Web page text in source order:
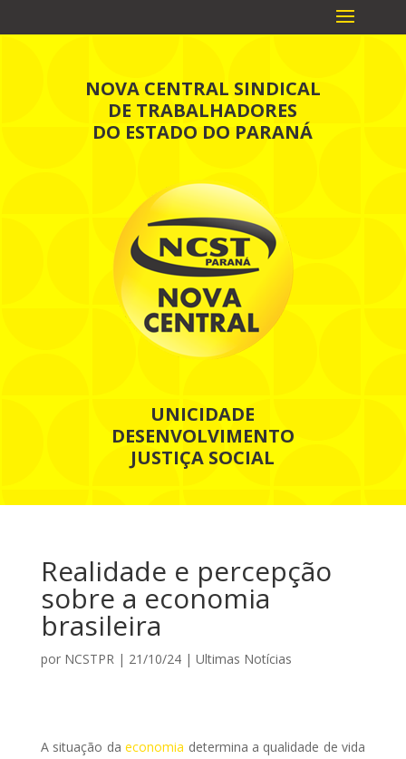
NOVA CENTRAL SINDICAL
DE TRABALHADORES
DO ESTADO DO PARANÁ
UNICIDADE
DESENVOLVIMENTO
JUSTIÇA SOCIAL
Realidade e percepção
sobre a economia
brasileira
por NCSTPR| 21/10/24| Ultimas Notícias
A situação daeconomia determina a qualidade de vida